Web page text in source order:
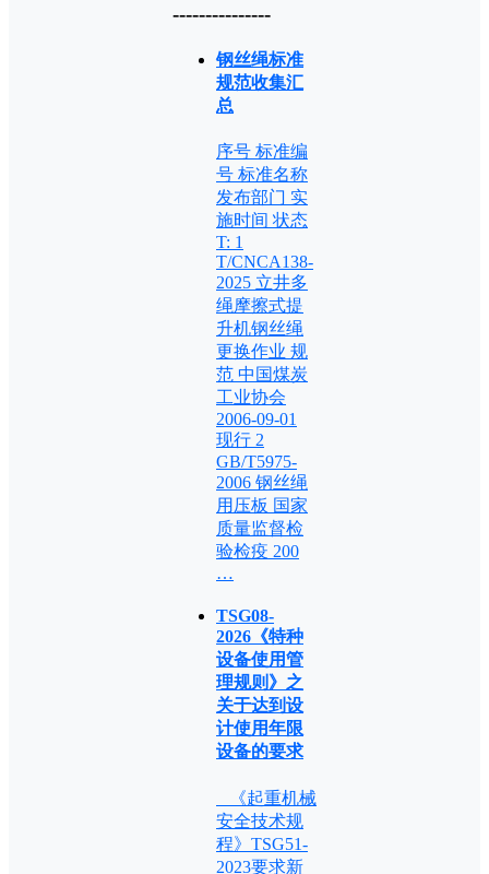
---------------
钢丝绳标准
规范收集汇
总
序号 标准编
号 标准名称
发布部门 实
施时间 状态
T: 1
T/CNCA138-
2025 立井多
绳摩擦式提
升机钢丝绳
更换作业 规
范 中国煤炭
工业协会
2006-09-01
现行 2
GB/T5975-
2006 钢丝绳
用压板 国家
质量监督检
验检疫 200
…
TSG08-
2026《特种
设备使用管
理规则》之
关于达到设
计使用年限
设备的要求
《起重机械
安全技术规
程》TSG51-
2023要求新